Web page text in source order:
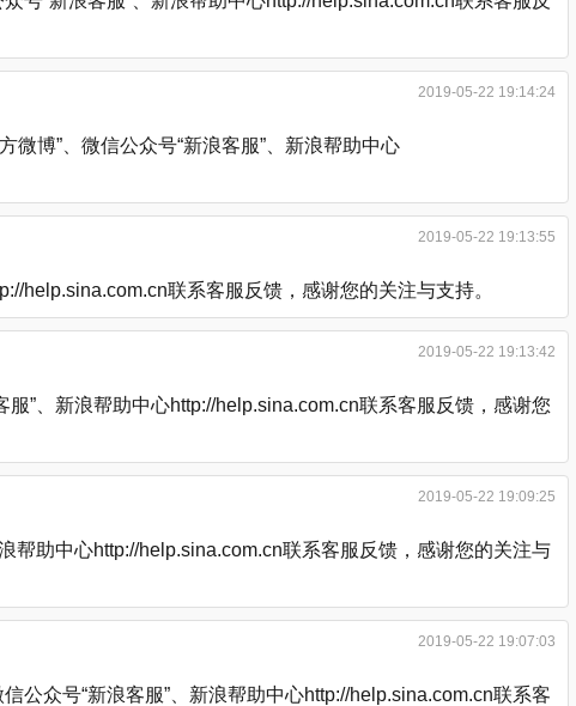
2019-05-22 19:14:24
博”、微信公众号“新浪客服”、新浪帮助中心
2019-05-22 19:13:55
help.sina.com.cn联系客服反馈，感谢您的关注与支持。
2019-05-22 19:13:42
”、新浪帮助中心http://help.sina.com.cn联系客服反馈，感谢您
2019-05-22 19:09:25
帮助中心http://help.sina.com.cn联系客服反馈，感谢您的关注与
2019-05-22 19:07:03
公众号“新浪客服”、新浪帮助中心http://help.sina.com.cn联系客